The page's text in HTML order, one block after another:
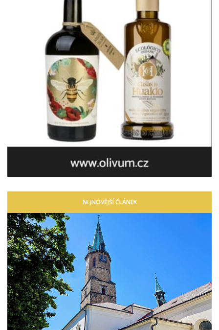
NEJNOVĚJŠÍ ČLÁNEK